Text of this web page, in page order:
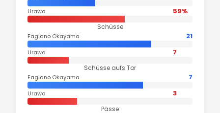
Urawa 59%
Schüsse
Fagiano Okayama 21
Urawa 7
Schüsse aufs Tor
Fagiano Okayama 7
Urawa 3
Pässe